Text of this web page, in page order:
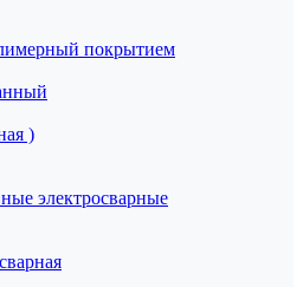
покрытием
)
электросварные